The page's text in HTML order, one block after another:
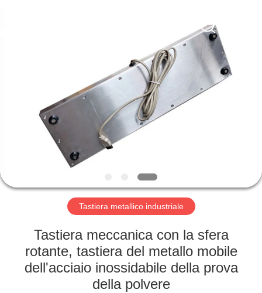
PRODOTTI
CIRCA
GIRO
FABBRICA
CONTROLLO
Tastiera metallico industriale
Tastiera meccanica con la sfera
rotante, tastiera del metallo mobile
dell'acciaio inossidabile della prova
della polvere